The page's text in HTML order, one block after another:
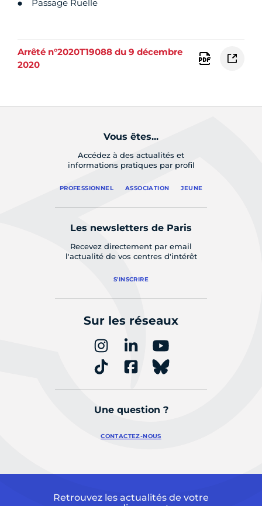
Passage Ruelle
Arrêté n°2020T19088 du 9 décembre
2020
Vous êtes...
Accédez à des actualités et
informations pratiques par profil
PROFESSIONNEL ASSOCIATION JEUNE
Les newsletters de Paris
Recevez directement par email
l'actualité de vos centres d'intérêt
S'INSCRIRE
Sur les réseaux
Une question ?
CONTACTEZ-NOUS
Retrouvez les actualités de votre